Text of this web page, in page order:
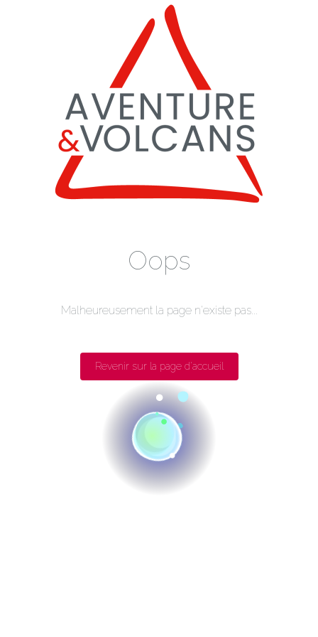
Oops
Malheureusement la page n'existe pas...
Revenir sur la page d'accueil